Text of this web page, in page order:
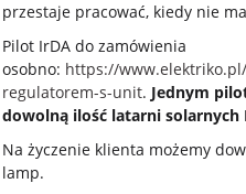
przestaje pracować, kiedy nie
Pilot IrDA do zamówienia
osobno: https://
regulatorem-s-unit. Jednym
dowolną ilość latarni solarnych
Na życzenie klienta możemy
lamp.